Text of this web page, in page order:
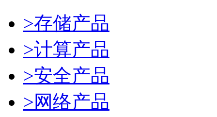
>存储产品
>计算产品
>安全产品
>网络产品